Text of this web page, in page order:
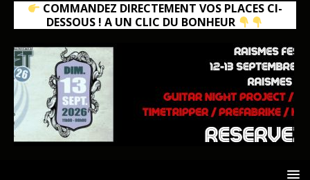
COMMANDEZ DIRECTEMENT VOS PLACES CI-
DESSOUS ! A UN CLIC DU BONHEUR